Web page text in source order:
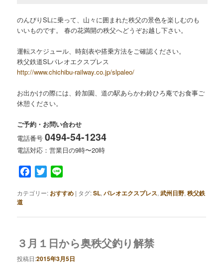
のんびりSLに乗って、山々に囲まれた秩父の景色を楽しむのも
いいものです。 春の花満開の秩父へどうぞお越し下さい。
運転スケジュール、時刻表や搭乗方法をご確認ください。
秩父鉄道SLパレオエクスプレス
http://www.chichibu-railway.co.jp/slpaleo/
お出かけの際には、鈴加園、道の駅あらかわ鈴ひろ庵でお食事ご
休憩ください。
ご予約・お問い合わせ
電話番号0494-54-1234
電話対応：営業日の9時〜20時
Facebook
Twitter
カテゴリー: おすすめ | タグ:SL,パレオエクスプレス,武州日野,秩父鉄
道
３月１日から奥秩父釣り解禁
投稿日:2015年3月5日